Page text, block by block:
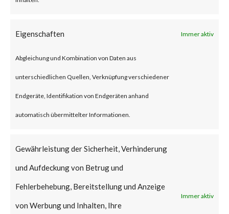
Eigenschaften Immer aktiv
Abgleichung und Kombination von Daten aus
unterschiedlichen Quellen, Verknüpfung verschiedener
Endgeräte, Identifikation von Endgeräten anhand
automatisch übermittelter Informationen.
Gewährleistung der Sicherheit, Verhinderung
und Aufdeckung von Betrug und
Fehlerbehebung, Bereitstellung und Anzeige
von Werbung und Inhalten, Ihre
Immer aktiv
application. According to the
vendor advisory, when chained
together, exploiting these
vulnerabilities when chained
together may allow attackers to
for authentication on the
compromised system. Both
vulnerabilities have been added
to CISA’s Known Exploited